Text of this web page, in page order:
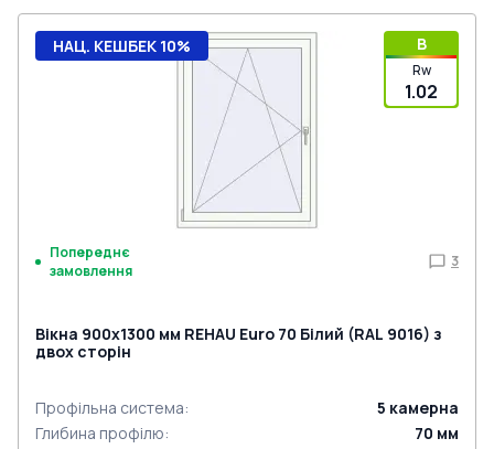
B
Rw
1.02
НАЦ. КЕШБЕК 10%
Попереднє
замовлення
3
Вікна 900x1300 мм REHAU Euro 70 Білий (RAL 9016) з
двох сторін
Профільна система: 5 камерна
Глибина профілю: 70 мм